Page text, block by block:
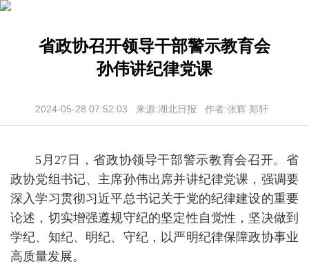
省政协召开领导干部警示教育会
孙伟讲纪律党课
2024-05-28 07:52:03 来源:湖北日报 作者:张辉 郑轩
5月27日，省政协领导干部警示教育会召开。省
政协党组书记、主席孙伟出席并讲纪律党课，强调要
深入学习贯彻习近平总书记关于党的纪律建设的重要
论述，切实增强遵规守纪的坚定性自觉性，坚决做到
学纪、知纪、明纪、守纪，以严明纪律保障政协事业
高质量发展。